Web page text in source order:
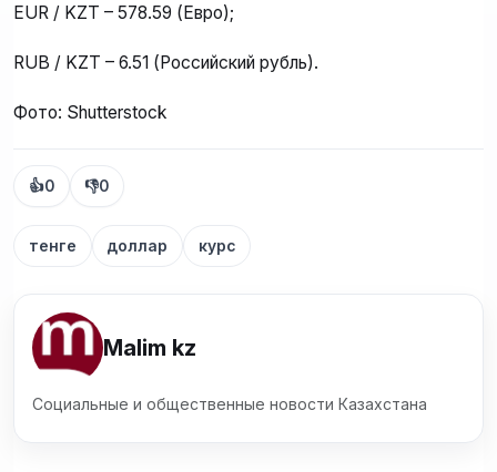
EUR / KZT – 578.59 (Евро);
RUB / KZT – 6.51 (Российский рубль).
Фото: Shutterstock
👍0 👎0
тенге доллар курс
Malim kz
Социальные и общественные новости Казахстана